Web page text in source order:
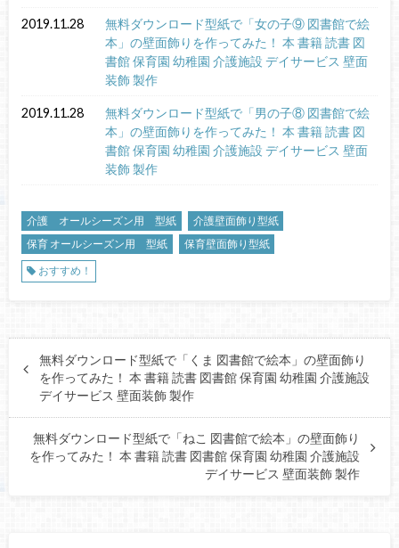
2019.11.28
無料ダウンロード型紙で「女の子⑨ 図書館で絵
本」の壁面飾りを作ってみた！ 本 書籍 読書 図
書館 保育園 幼稚園 介護施設 デイサービス 壁面
装飾 製作
2019.11.28
無料ダウンロード型紙で「男の子⑧ 図書館で絵
本」の壁面飾りを作ってみた！ 本 書籍 読書 図
書館 保育園 幼稚園 介護施設 デイサービス 壁面
装飾 製作
介護 オールシーズン用 型紙
介護壁面飾り型紙
保育 オールシーズン用 型紙
保育壁面飾り型紙
おすすめ！
無料ダウンロード型紙で「くま 図書館で絵本」の壁面飾り
を作ってみた！ 本 書籍 読書 図書館 保育園 幼稚園 介護施設
デイサービス 壁面装飾 製作
無料ダウンロード型紙で「ねこ 図書館で絵本」の壁面飾り
を作ってみた！ 本 書籍 読書 図書館 保育園 幼稚園 介護施設
デイサービス 壁面装飾 製作